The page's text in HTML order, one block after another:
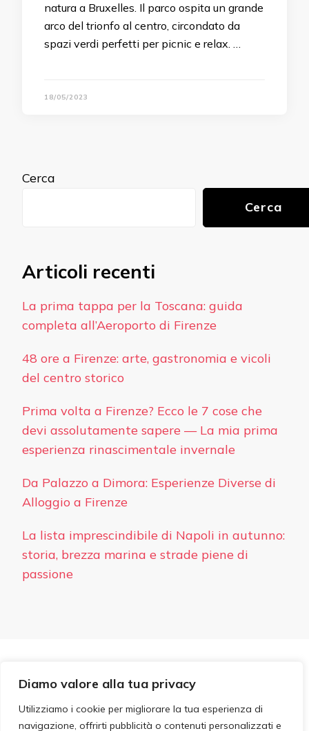
Diamo valore alla tua privacy
Utilizziamo i cookie per migliorare la tua esperienza di
navigazione, offrirti pubblicità o contenuti personalizzati e
natura a Bruxelles. Il parco ospita un grande
arco del trionfo al centro, circondato da
spazi verdi perfetti per picnic e relax. …
18/05/2023
Cerca
Cerca
Articoli recenti
La prima tappa per la Toscana: guida
completa all’Aeroporto di Firenze
48 ore a Firenze: arte, gastronomia e vicoli
del centro storico
Prima volta a Firenze? Ecco le 7 cose che
devi assolutamente sapere — La mia prima
esperienza rinascimentale invernale
Da Palazzo a Dimora: Esperienze Diverse di
Alloggio a Firenze
La lista imprescindibile di Napoli in autunno:
storia, brezza marina e strade piene di
passione
Hotel Ideale
. Tutti i diritti riservati.
Blossom PinIt | Sviluppato daBlossom Themes. Powered
WordPress